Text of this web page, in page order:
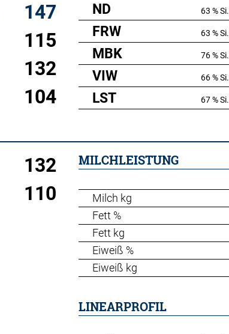
147
115
132
104
ND 63 % Si.
FRW
63 % Si.
MBK
76 % Si.
VIW
66 % Si.
LST
67 % Si.
132
110
MILCHLEISTUNG
Milch kg
Fett %
Fett kg
Eiweiß %
Eiweiß kg
LINEARPROFIL